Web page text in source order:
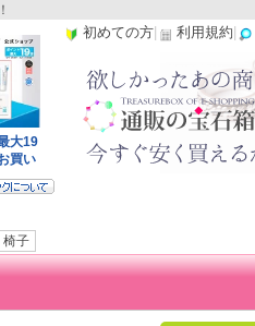
初めての方 利用規約
椅子